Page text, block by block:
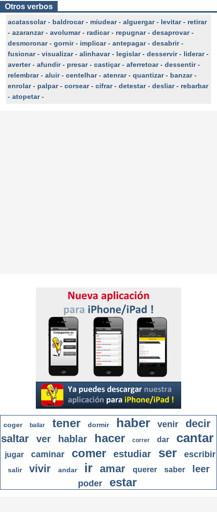
Otros verbos
acatassolar- baldrocar- miudear- alguergar- levitar- retirar
- azaranzar- avolumar- radicar- repugnar- desaprovar-
desmoronar- gornir- implicar- antepagar- desabrir-
fusionar- visualizar- alinhavar- legislar- desservir- liderar-
averter- afundir- presar- castiçar- aferretoar- dessentir-
relembrar- aluir- centelhar- atenrar- quantizar- banzar-
enrolar- palpar- corsear- cifrar- detestar- desliar- rebarbar
- atopetar-
coger bailar tener dormir haber venir
decir
saltar
ver hablar hacer correr dar cantar
jugar caminar comer estudiar ser escribir
salir vivir andar ir amar querer saber leer
poder estar